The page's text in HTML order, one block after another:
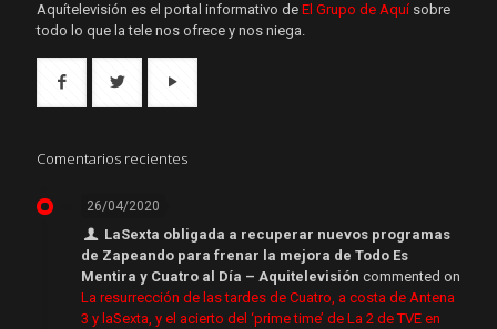
Aquítelevisión es el portal informativo de El Grupo de Aquí sobre
todo lo que la tele nos ofrece y nos niega.
Comentarios recientes
26/04/2020
LaSexta obligada a recuperar nuevos programas
de Zapeando para frenar la mejora de Todo Es
Mentira y Cuatro al Día – Aquitelevisión commented on
La resurrección de las tardes de Cuatro, a costa de Antena
3 y laSexta, y el acierto del ‘prime time’ de La 2 de TVE en